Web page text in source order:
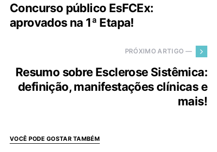
Concurso público EsFCEx:
aprovados na 1ª Etapa!
PRÓXIMO ARTIGO —
Resumo sobre Esclerose Sistêmica:
definição, manifestações clínicas e
mais!
VOCÊ PODE GOSTAR TAMBÉM